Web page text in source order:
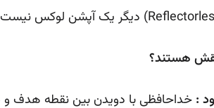
هستند؟
خداحافظی با دویدن بین نقطه هدف و